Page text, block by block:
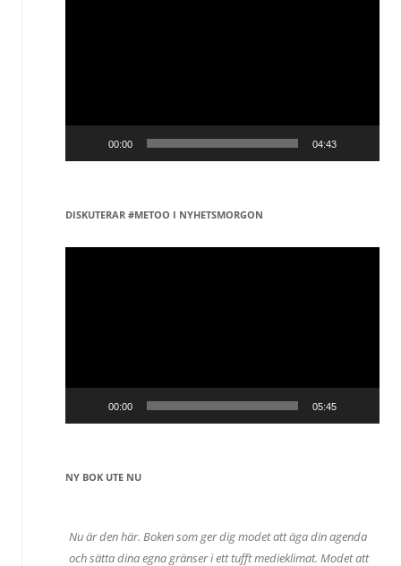
00:00 04:43
DISKUTERAR #METOO I NYHETSMORGON
Videospelare
00:00 05:45
NY BOK UTE NU
Nu är den här. Boken som ger dig modet att äga din agenda
och sätta dina egna gränser i ett tufft medieklimat. Modet att